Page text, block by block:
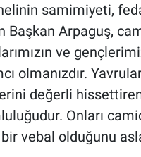
samimiyeti,
Başkan Arpaguş,
ve
olmanızdır.
değerli
Onları
vebal olduğunu